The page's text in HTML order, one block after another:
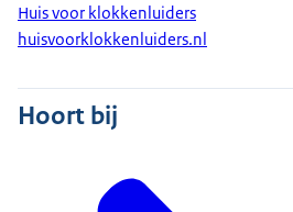
Huis voor klokkenluiders
huisvoorklokkenluiders.nl
Hoort bij